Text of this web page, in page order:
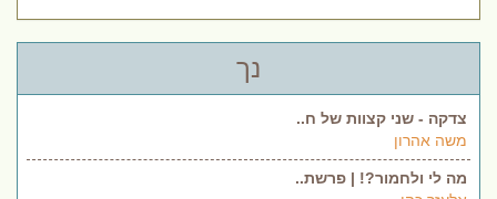
נך
צדקה - שני קצוות של ח..
משה אהרון
מה לי ולחמור?! | פרשת..